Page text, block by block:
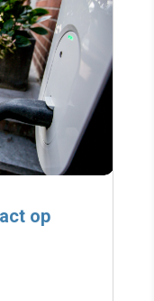
op